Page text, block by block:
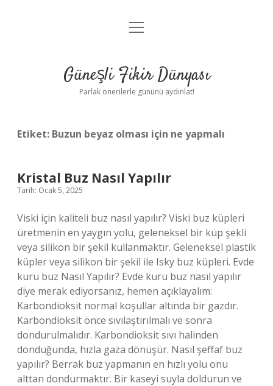
Anasayfa
Yasal Uyarı
menüyü
Güneşli Fikir Dünyası
Parlak önerilerle gününü aydınlat!
Etiket: Buzun beyaz olması için ne yapmalı
Kristal Buz Nasıl Yapılır
Tarih: Ocak 5, 2025
Viski için kaliteli buz nasıl yapılır? Viski buz küpleri
üretmenin en yaygın yolu, geleneksel bir küp şekli
veya silikon bir şekil kullanmaktır. Geleneksel plastik
küpler veya silikon bir şekil ile Isky buz küpleri. Evde
kuru buz Nasıl Yapılır? Evde kuru buz nasıl yapılır
diye merak ediyorsanız, hemen açıklayalım:
Karbondioksit normal koşullar altında bir gazdır.
Karbondioksit önce sıvılaştırılmalı ve sonra
dondurulmalıdır. Karbondioksit sıvı halinden
donduğunda, hızla gaza dönüşür. Nasıl şeffaf buz
yapılır? Berrak buz yapmanın en hızlı yolu onu
alttan dondurmaktır. Bir kaseyi suyla doldurun ve